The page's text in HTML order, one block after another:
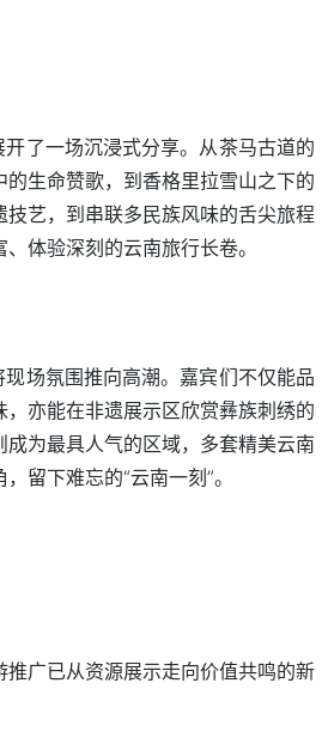
了一场沉浸式分享。从茶马古道的
生命赞歌，到香格里拉雪山之下的
艺，到串联多民族风味的舌尖旅程
体验深刻的云南旅行长卷。
场氛围推向高潮。嘉宾们不仅能品
亦能在非遗展示区欣赏彝族刺绣的
为最具人气的区域，多套精美云南
留下难忘的“云南一刻”。
广已从资源展示走向价值共鸣的新